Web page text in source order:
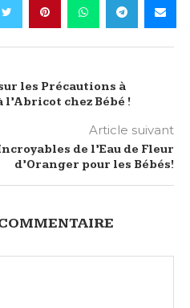
les Précautions à
chez Bébé !
Article suivant
de l’Eau de Fleur
d’Oranger pour les Bébés!